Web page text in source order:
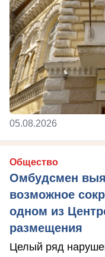
05.08.2026
Общество
Омбудсмен
возможное
одном из
размещения
Целый ряд